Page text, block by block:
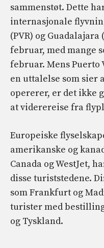
sammenstøt. Dette
internasjonale
(PVR) og
februar, med mange
februar. Mens Puerto
en uttalelse som sier
opererer, er det ikke
at viderereise fra
Europeiske
amerikanske og
Canada og WestJet,
disse turiststedene.
som Frankfurt og
turister med
og Tyskland.